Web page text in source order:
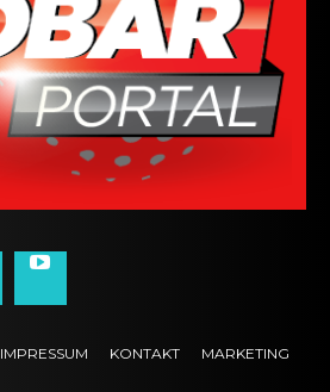
IMPRESSUM KONTAKT MARKETING